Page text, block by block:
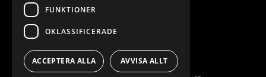
IVECO
MAN
MAXUS
MERCEDES
NISSAN
PRESS
FUNKTIONER
OKLASSIFICERADE
ACCEPTERA ALLA AVVISA ALLT